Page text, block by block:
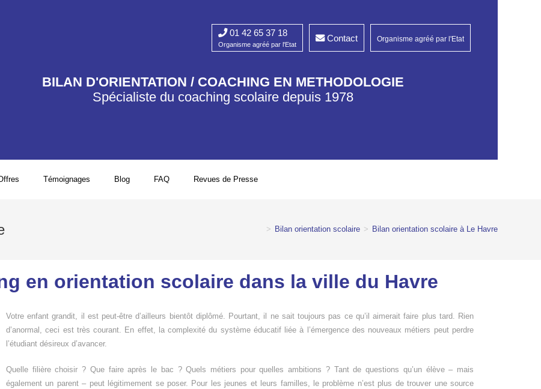
Organisme agréé par l'Etat
Contact
01 42 65 37 18
Organisme agréé par l'Etat
BILAN D'ORIENTATION / COACHING EN METHODOLOGIE
Spécialiste du coaching scolaire depuis 1978​
Témoignages Blog FAQ Revues de Presse
> Bilan orientation scolaire > Bilan orientation scolaire à Le Havre
en orientation scolaire dans la ville du Havre
Votre enfant grandit, il est peut-être d’ailleurs bientôt diplômé. Pourtant, il ne sait toujours pas ce qu’il aimerait faire plus tard. Rien
d’anormal, ceci est très courant. En effet, la complexité du système éducatif liée à l’émergence des nouveaux métiers peut perdre
l’étudiant désireux d’avancer.
Quelle filière choisir ? Que faire après le bac ? Quels métiers pour quelles ambitions ? Tant de questions qu’un élève – mais
également un parent – peut légitimement se poser. Pour les jeunes et leurs familles, le problème n’est plus de trouver une source